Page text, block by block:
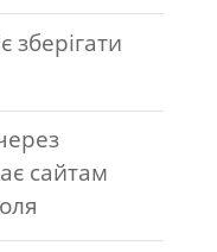
зберігати
сайтам